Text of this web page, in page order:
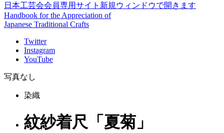
日本工芸会会員専用サイト 新規ウィンドウで開きます
Handbook for the Appreciation of
Japanese Traditional Crafts
Twitter
Instagram
YouTube
写真なし
染織
紋紗着尺「夏菊」